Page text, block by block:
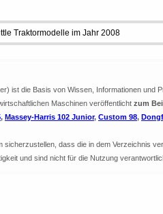
Traktormodelle im Jahr 2008
ist die Basis von Wissen, Informationen
Maschinen veröffentlicht zum
, Massey-Harris 102 Junior, Custom 98,
sicherzustellen, dass die in dem Verzeichnis
und sind nicht für die Nutzung